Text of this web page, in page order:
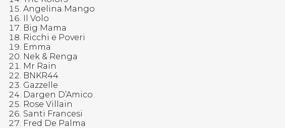
Angelina Mango
Il Volo
Big Mama
Ricchi e Poveri
Emma
Nek & Renga
Mr Rain
BNKR44
Gazzelle
Dargen D’Amico
Rose Villain
Santi Francesi
Fred De Palma